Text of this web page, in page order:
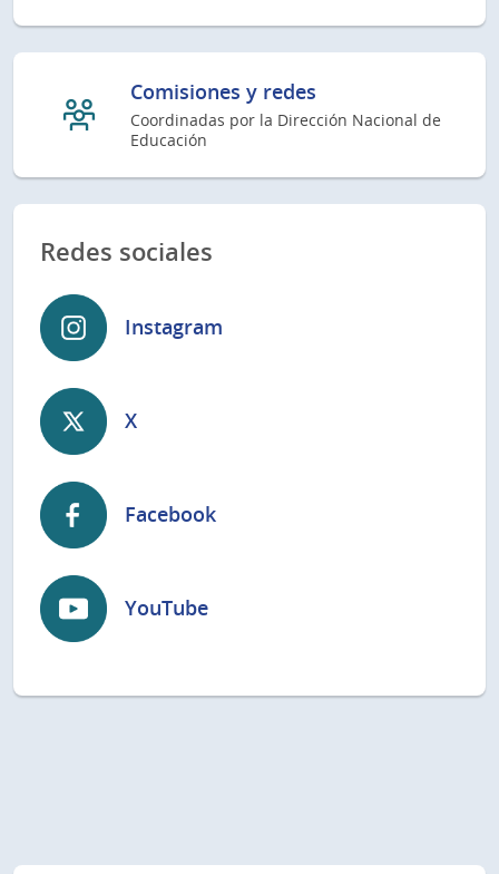
Comisiones y redes
Coordinadas por la Dirección Nacional de
Educación
Redes sociales
Instagram
X
Facebook
YouTube